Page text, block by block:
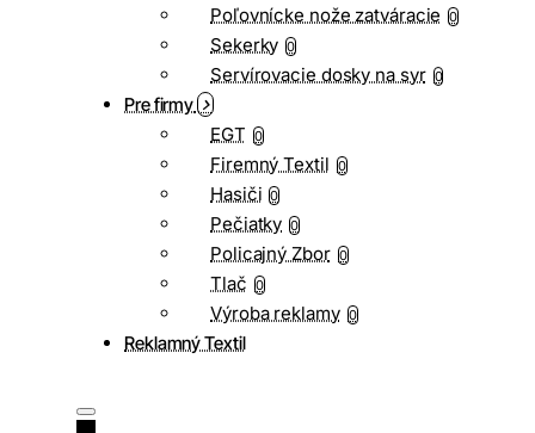
Poľovnícke nože zatváracie 0
Sekerky 0
Servírovacie dosky na syr 0
Pre firmy
EGT 0
Firemný Textil 0
Hasiči 0
Pečiatky 0
Policajný Zbor 0
Tlač 0
Výroba reklamy 0
Reklamný Textil